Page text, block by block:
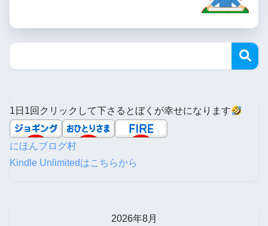
1日1回クリックして下さるとぼくが幸せになります
にほんブログ村
Kindle Unlimitedはこちらから
2026年8月